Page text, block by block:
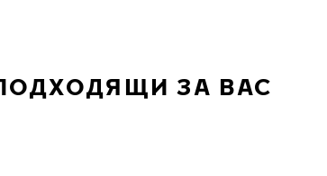
ЗА ВАС